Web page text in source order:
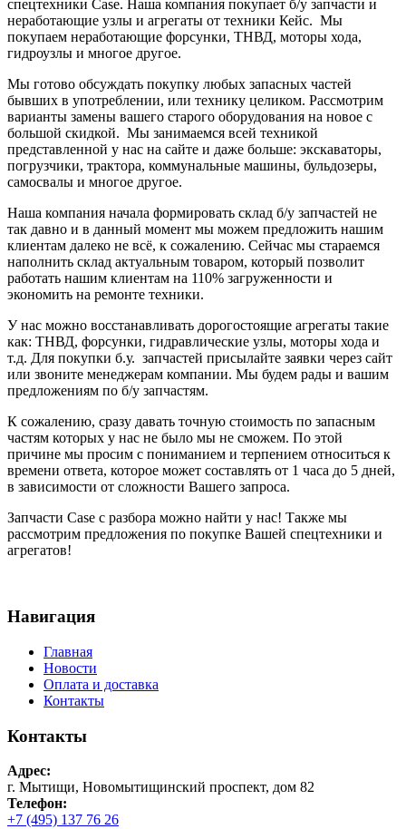
спецтехники Case. Наша компания покупает б/у запчасти и
неработающие узлы и агрегаты от техники Кейс. Мы
покупаем неработающие форсунки, ТНВД, моторы хода,
гидроузлы и многое другое.
Мы готово обсуждать покупку любых запасных частей
бывших в употреблении, или технику целиком. Рассмотрим
варианты замены вашего старого оборудования на новое с
большой скидкой. Мы занимаемся всей техникой
представленной у нас на сайте и даже больше: экскаваторы,
погрузчики, трактора, коммунальные машины, бульдозеры,
самосвалы и многое другое.
Наша компания начала формировать склад б/у запчастей не
так давно и в данный момент мы можем предложить нашим
клиентам далеко не всё, к сожалению. Сейчас мы стараемся
наполнить склад актуальным товаром, который позволит
работать нашим клиентам на 110% загруженности и
экономить на ремонте техники.
У нас можно восстанавливать дорогостоящие агрегаты такие
как: ТНВД, форсунки, гидравлические узлы, моторы хода и
т.д. Для покупки б.у. запчастей присылайте заявки через сайт
или звоните менеджерам компании. Мы будем рады и вашим
предложениям по б/у запчастям.
К сожалению, сразу давать точную стоимость по запасным
частям которых у нас не было мы не сможем. По этой
причине мы просим с пониманием и терпением относиться к
времени ответа, которое может составлять от 1 часа до 5 дней,
в зависимости от сложности Вашего запроса.
Запчасти Case с разбора можно найти у нас! Также мы
рассмотрим предложения по покупке Вашей спецтехники и
агрегатов!
Навигация
Главная
Новости
Оплата и доставка
Контакты
Контакты
Адрес:
г. Мытищи, Новомытищинский проспект, дом 82
Телефон:
+7 (495) 137 76 26